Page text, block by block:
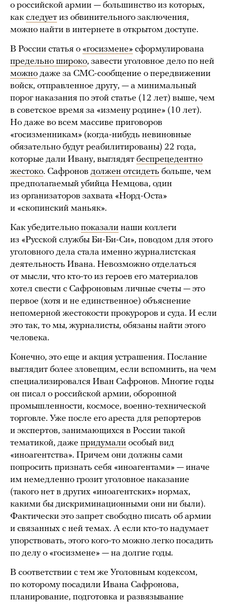
о российской армии — большинство из которых,
как следует из обвинительного заключения,
можно найти в интернете в открытом доступе.
В России статья о «госизмене» сформулирована
предельно широко, завести уголовное дело по ней
можно даже за СМС-сообщение о передвижении
войск, отправленное другу, — а минимальный
порог наказания по этой статье (12 лет) выше, чем
в советское время за «измену родине» (10 лет).
Но даже во всем массиве приговоров
«госизменникам» (когда-нибудь невиновные
обязательно будут реабилитированы) 22 года,
которые дали Ивану, выглядят беспрецедентно
жестоко. Сафронов должен отсидеть больше, чем
предполагаемый убийца Немцова, один
из организаторов захвата «Норд-Оста»
и «скопинский маньяк».
Как убедительно показали наши коллеги
из «Русской службы Би-Би-Си», поводом для этого
уголовного дела стала именно журналистская
деятельность Ивана. Невозможно отделаться
от мысли, что кто-то из героев его материалов
хотел свести с Сафроновым личные счеты — это
первое (хотя и не единственное) объяснение
непомерной жестокости прокуроров и суда. И если
это так, то мы, журналисты, обязаны найти этого
человека.
Конечно, это еще и акция устрашения. Послание
выглядит более зловещим, если вспомнить, на чем
специализировался Иван Сафронов. Многие годы
он писал о российской армии, оборонной
промышленности, космосе, военно-технической
торговле. Уже после его ареста для репортеров
и экспертов, занимающихся в России такой
тематикой, даже придумали особый вид
«иноагентства». Причем они должны сами
попросить признать себя «иноагентами» — иначе
им немедленно грозит уголовное наказание
(такого нет в других «иноагентских» нормах,
какими бы дискриминационными они ни были).
Фактически это запрет свободно писать об армии
и связанных с ней темах. А если кто-то надумает
упорствовать, этого кого-то можно легко посадить
по делу о «госизмене» — на долгие годы.
В соответствии с тем же Уголовным кодексом,
по которому посадили Ивана Сафронова,
планирование, подготовка и развязывание